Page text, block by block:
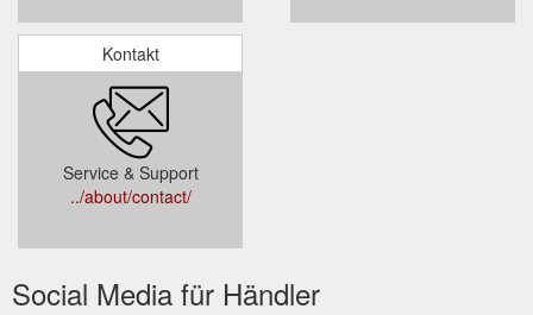
Kontakt
Service & Support
../about/contact/
Social Media für Händler